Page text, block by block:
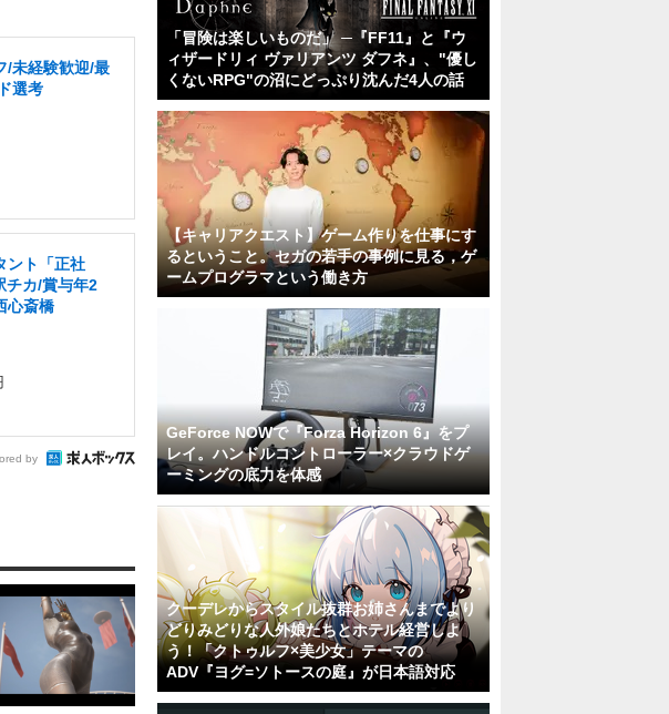
/未経験歓迎/最
選考
ント「正社
チカ/賞与年2
心斎橋
by
「冒険は楽しいものだ」 ─『FF11』と『ウ
ィザードリィ ヴァリアンツ ダフネ』、"優し
くないRPG"の沼にどっぷり沈んだ4人の話
【キャリアクエスト】ゲーム作りを仕事にす
るということ。セガの若手の事例に見る，ゲ
ームプログラマという働き方
GeForce NOWで『Forza Horizon 6』をプ
レイ。ハンドルコントローラー×クラウドゲ
ーミングの底力を体感
クーデレからスタイル抜群お姉さんまでより
どりみどりな人外娘たちとホテル経営しよ
う！「クトゥルフ×美少女」テーマの
ADV『ヨグ=ソトースの庭』が日本語対応